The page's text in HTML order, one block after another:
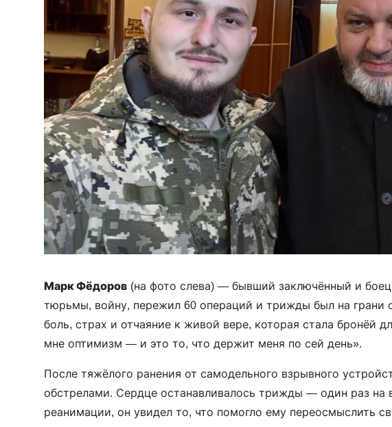
Марк Фёдоров (на фото слева) — бывший заключённый и
тюрьмы, войну, пережил 60 операций и трижды был на грани
боль, страх и отчаяние к живой вере, которая стала бронёй
мне оптимизм — и это то, что держит меня по сей день».
После тяжёлого ранения от самодельного взрывного
обстрелами. Сердце останавливалось трижды — один раз на
реанимации, он увидел то, что помогло ему переосмыслить